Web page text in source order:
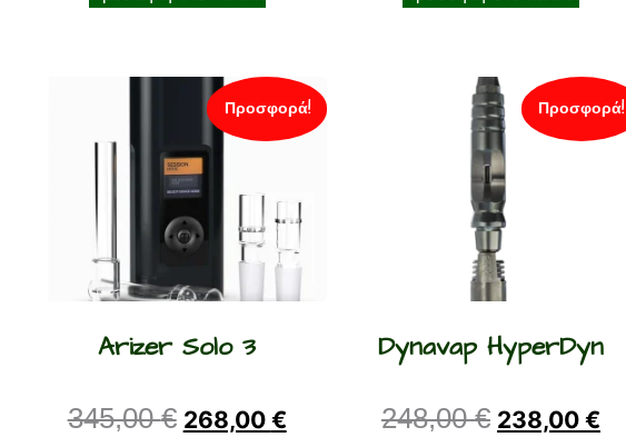
Προσφορά!
Arizer Solo 3
345,00€ 268,00 €
Προσφορά!
Dynavap HyperDyn
248,00€ 238,00 €